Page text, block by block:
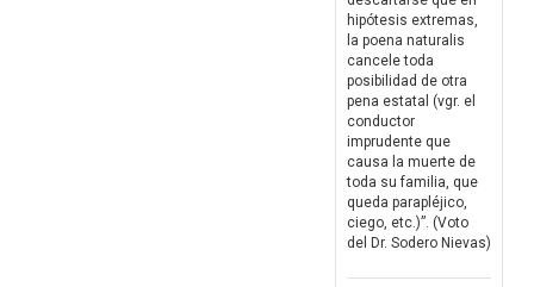
hipótesis extremas,
la poena naturalis
cancele toda
posibilidad de otra
pena estatal (vgr. el
conductor
imprudente que
causa la muerte de
toda su familia, que
queda parapléjico,
ciego, etc.)”. (Voto
del Dr. Sodero Nievas)